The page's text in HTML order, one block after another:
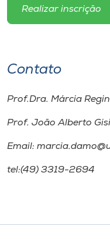
Realizar inscrição
Contato
Prof.Dra. Márcia
Prof. João Alberto Gisi
Email:
tel:(49) 3319-2694